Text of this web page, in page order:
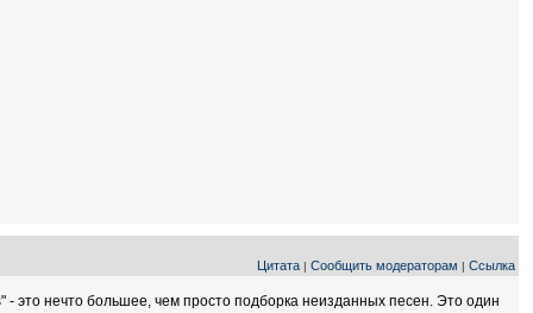
Цитата | Сообщить модераторам | Ссылка
это нечто большее, чем просто подборка неизданных песен. Это один